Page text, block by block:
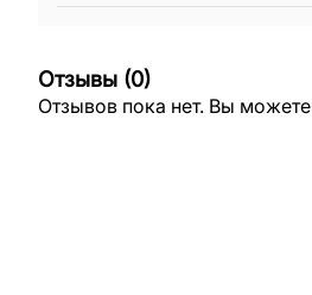
Отзывы (0)
Отзывов пока нет. Вы